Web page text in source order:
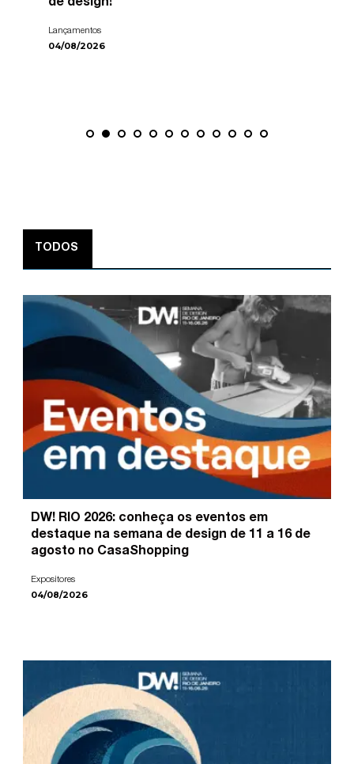
de design!
Lançamentos
04/08/2026
TODOS
DW! RIO 2026: conheça os eventos em
destaque na semana de design de 11 a 16 de
agosto no CasaShopping
Expositores
04/08/2026